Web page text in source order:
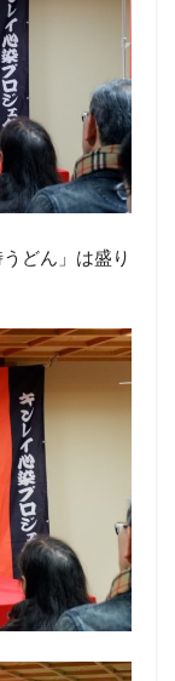
どん」は盛り